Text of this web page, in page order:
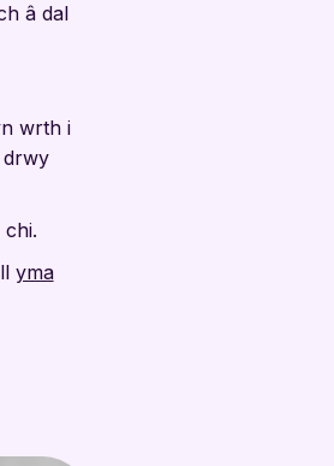
â dal
wrth i
yma